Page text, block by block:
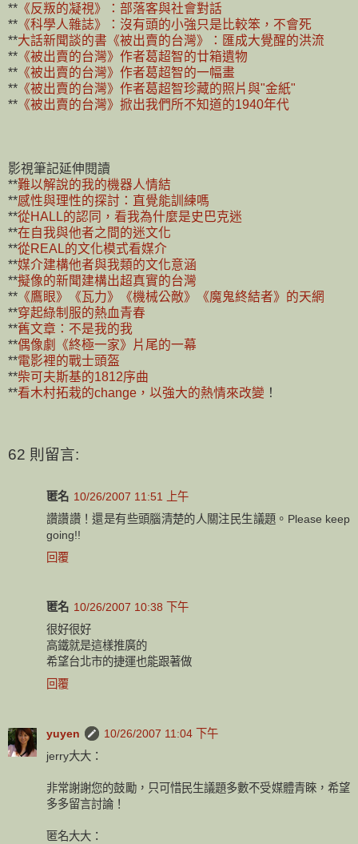
** 《反叛的凝視》：部落客與社會對話
** 《科學人雜誌》：沒有頭的小強只是比較笨，不會死
**大話新聞談的書《被出賣的台灣》：匯成大覺醒的洪流
** 《被出賣的台灣》作者葛超智的廿箱遺物
** 《被出賣的台灣》作者葛超智的一幅畫
** 《被出賣的台灣》作者葛超智珍藏的照片與"金紙"
** 《被出賣的台灣》掀出我們所不知道的1940年代
影視筆記延伸閱讀
**難以解說的我的機器人情結
**感性與理性的探討：直覺能訓練嗎
**從HALL的認同，看我為什麼是史巴克迷
**在自我與他者之間的迷文化
**從REAL的文化模式看媒介
**媒介建構他者與我類的文化意涵
**擬像的新聞建構出超真實的台灣
** 《鷹眼》《瓦力》《機械公敵》《魔鬼終結者》的天網
**穿起綠制服的熱血青春
**舊文章：不是我的我
**偶像劇《終極一家》片尾的一幕
**電影裡的戰士頭盔
**柴可夫斯基的1812序曲
**看木村拓栽的change，以強大的熱情來改變 ！
62 則留言:
匿名 10/26/2007 11:51 上午
讚讚讚！還是有些頭腦清楚的人關注民生議題。Please keep
going!!
回覆
匿名 10/26/2007 10:38 下午
很好很好
高鐵就是這樣推廣的
希望台北市的捷運也能跟著做
回覆
yuyen
10/26/2007 11:04 下午
jerry大大：
非常謝謝您的鼓勵，只可惜民生議題多數不受媒體青睞，希望
多多留言討論！
匿名大大：